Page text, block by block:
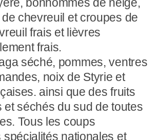
bonhommes de neige,
chevreuil et croupes de
frais et lièvres
frais.
séché, pommes, ventres
noix de Styrie et
ainsi que des fruits
et séchés du sud de toutes
Tous les coups
spécialités nationales et